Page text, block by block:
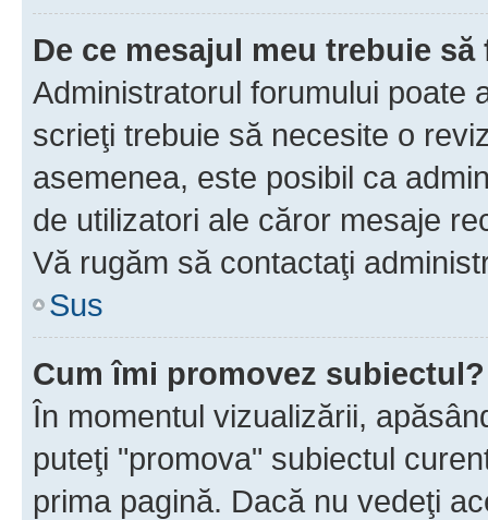
De ce mesajul meu trebuie
Administratorul forumului poate
scrieţi trebuie să necesite o
asemenea, este posibil ca
de utilizatori ale căror mesaje
Vă rugăm să contactaţi
Sus
Cum îmi promovez subiectul?
În momentul vizualizării,
puteţi "promova" subiectul
prima pagină. Dacă nu vedeţi